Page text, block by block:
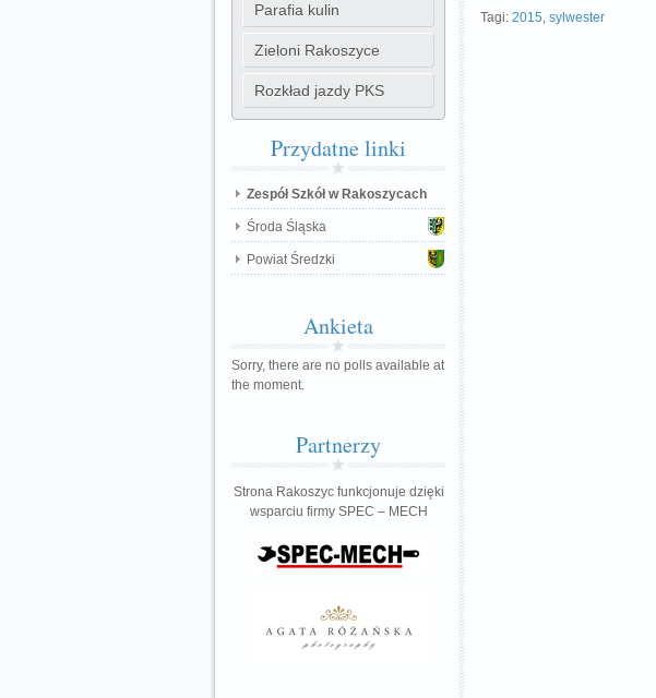
Tagi: 2015, sylwester
Parafia kulin
Zieloni Rakoszyce
Rozkład jazdy PKS
Przydatnelinki
Zespół Szkół w Rakoszycach
Środa Śląska
Powiat Średzki
Ankieta
Sorry, there are no polls available at
the moment.
Partnerzy
Strona Rakoszyc funkcjonuje dzięki
wsparciu firmy SPEC – MECH